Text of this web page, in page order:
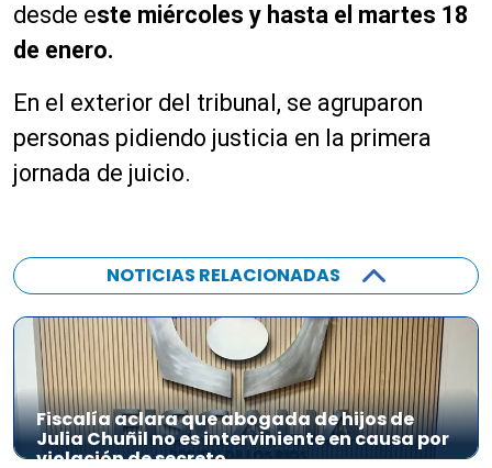
desde este miércoles y hasta el martes 18
de enero.
En el exterior del tribunal, se agruparon
personas pidiendo justicia en la primera
jornada de juicio.
NOTICIAS RELACIONADAS
Fiscalía aclara que abogada de hijos de
Julia Chuñil no es interviniente en causa por
violación de secreto